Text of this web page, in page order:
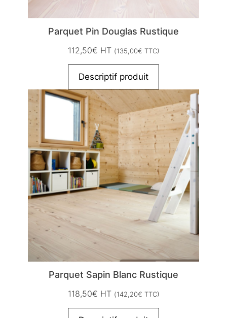
Parquet Pin Douglas Rustique
112,50€ HT (135,00€ TTC)
Descriptif produit
Parquet Sapin Blanc Rustique
118,50€ HT (142,20€ TTC)